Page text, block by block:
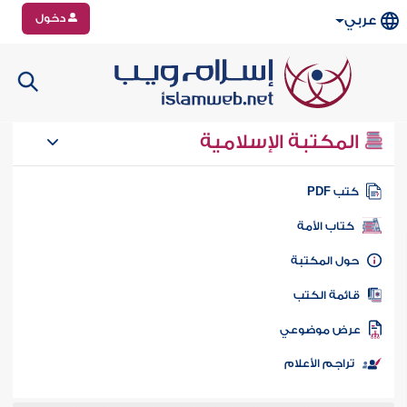
عربي دخول
المكتبة الإسلامية
كتب PDF
كتاب الأمة
المكتبة
الكتب
موضوعي